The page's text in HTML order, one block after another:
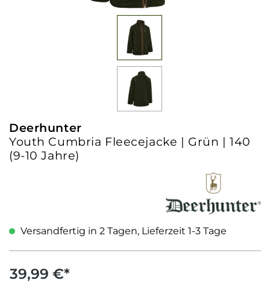
Deerhunter
Youth Cumbria Fleecejacke | Grün | 140
(9-10 Jahre)
39,99 €*
Versandfertig in 2 Tagen, Lieferzeit 1-3 Tage